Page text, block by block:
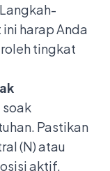
harap Anda
tingkat
soak
Pastikan
(N) atau
aktif.